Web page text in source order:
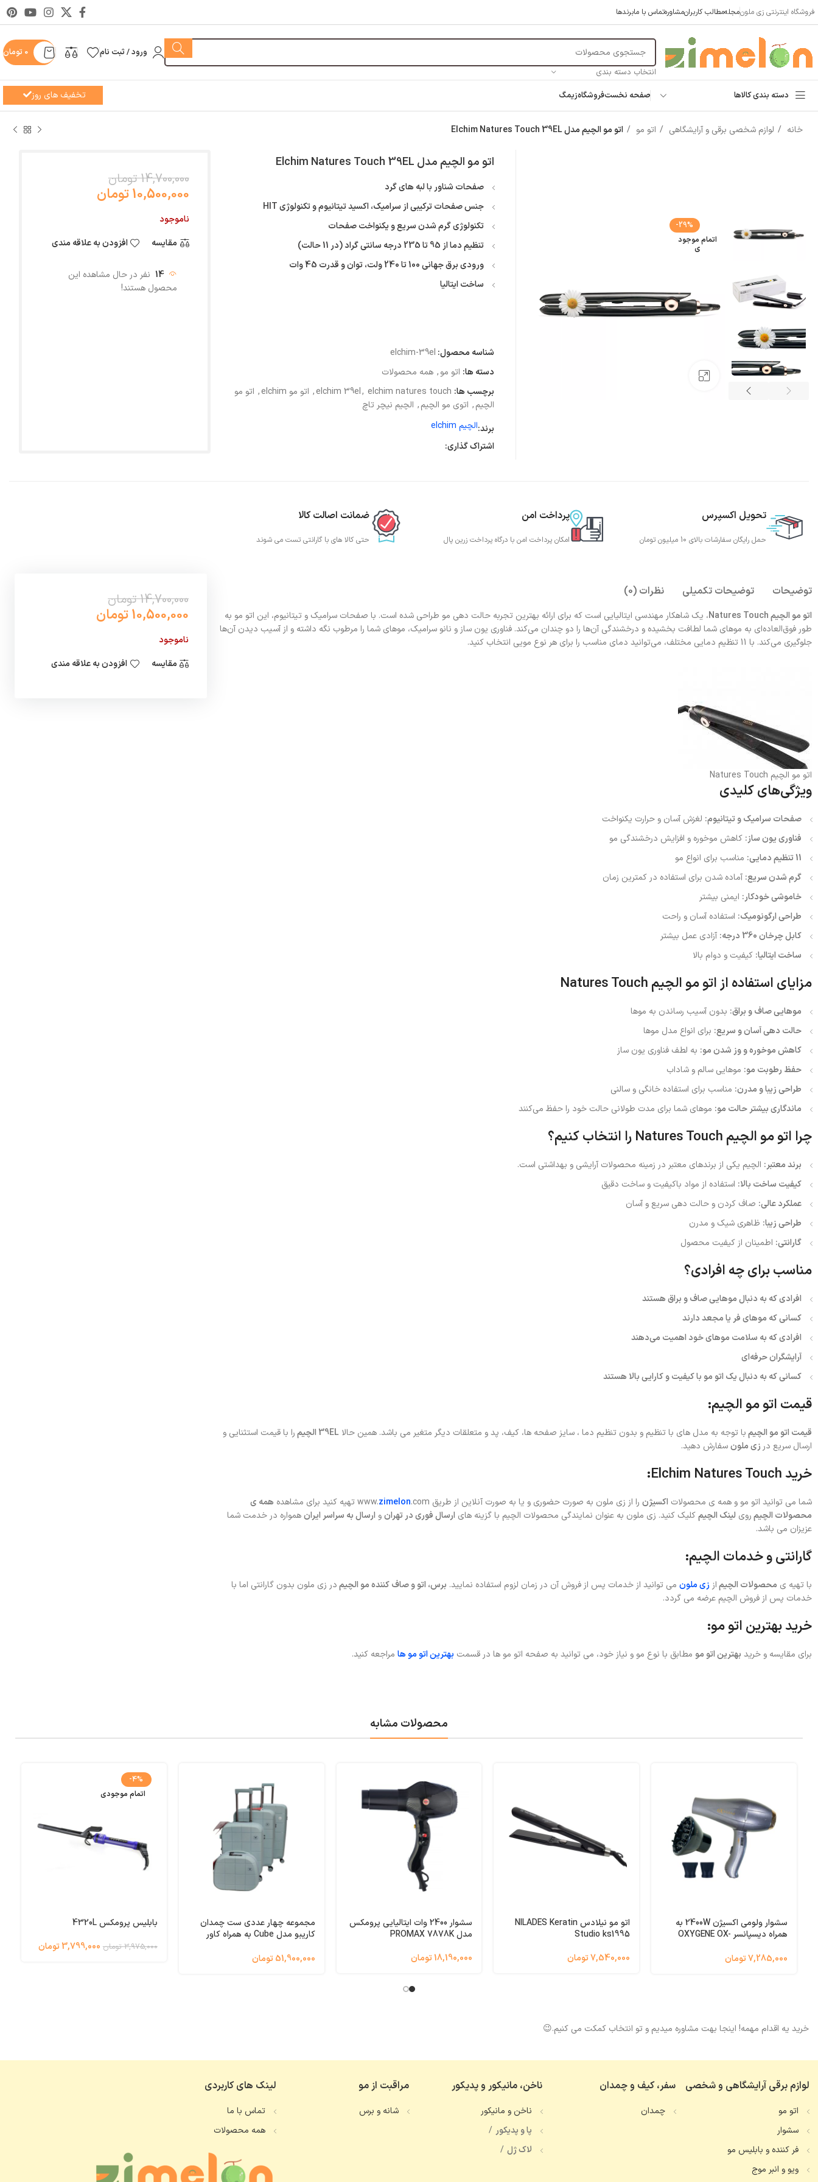
فروشگاه اینترنتی زی ملونمجلهمطالب کاربرانمشاورهتماس با مابرندها
انتخاب دسته بندی
ورود / ثبت نام 0 تومان
دسته بندی کالاها صفحه نخستفروشگاهزیمگ تخفیف های روز
خانه لوازم شخصی برقی و آرایشگاهی اتو مو اتو مو الچیم مدل Elchim Natures Touch 39EL
-29%
اتمام موجود
ی
اتو مو الچیم مدل Elchim Natures Touch 39EL
صفحات شناور با لبه های گرد
جنس صفحات ترکیبی از سرامیک، اکسید تیتانیوم و تکنولوژی HIT
تکنولوژی گرم شدن سریع و یکنواخت صفحات
تنظیم دما از 95 تا 235 درجه سانتی گراد (در 11 حالت)
ورودی برق جهانی 100 تا 240 ولت، توان و قدرت 45 وات
ساخت ایتالیا
شناسه محصول: elchim-39el
دسته ها: اتو مو, همه محصولات
برچسب ها:
elchim 39el, elchim natures touch
, اتو مو elchim , اتو مو
الچیم, اتوی مو الچیم, الچیم نیچر تاچ
برند:الچیم elchim
اشتراک گذاری:
14,700,000 تومان
10,500,000 تومان
ناموجود
مقایسه
افزودن به علاقه مندی
14 نفر در حال مشاهده این
محصول هستند!
تحویل اکسپرس
حمل رایگان سفارشات بالای 10 میلیون تومان
پرداخت امن
امکان پرداخت امن با درگاه پرداخت زرین پال
ضمانت اصالت کالا
حتی کالا های با گارانتی تست می شوند
توضیحات توضیحات تکمیلی نظرات (0)
اتو مو الچیم Natures Touch
، یک شاهکار مهندسی ایتالیایی است که برای ارائه بهترین تجربه حالت دهی مو طراحی شده است. با صفحات سرامیک و تیتانیوم، این اتو مو به
طور فوق‌العاده‌ای به موهای شما لطافت بخشیده و درخشندگی آن‌ها را دو چندان می‌کند. فناوری یون ساز و نانو سرامیک، موهای شما را مرطوب نگه داشته و از آسیب دیدن آن‌ها
جلوگیری می‌کند. با 11 تنظیم دمایی مختلف، می‌توانید دمای مناسب را برای هر نوع مویی انتخاب کنید.
اتو مو الچیم Natures Touch
ویژگی‌های کلیدی
صفحات سرامیک و تیتانیوم: لغزش آسان و حرارت یکنواخت
فناوری یون ساز: کاهش موخوره و افزایش درخشندگی مو
11 تنظیم دمایی:
مناسب برای انواع مو
گرم شدن سریع: آماده شدن برای استفاده در کمترین زمان
خاموشی خودکار: ایمنی بیشتر
طراحی ارگونومیک: استفاده آسان و راحت
کابل چرخان 360 درجه:
آزادی عمل بیشتر
ساخت ایتالیا: کیفیت و دوام بالا
مزایای استفاده از اتو مو الچیم Natures Touch
موهایی صاف و براق: بدون آسیب رساندن به موها
حالت دهی آسان و سریع: برای انواع مدل موها
کاهش موخوره و وز شدن مو: به لطف فناوری یون ساز
حفظ رطوبت مو: موهایی سالم و شاداب
طراحی زیبا و مدرن: مناسب برای استفاده خانگی و سالنی
ماندگاری بیشتر حالت مو: موهای شما برای مدت طولانی حالت خود را حفظ می‌کنند
چرا اتو مو الچیم Natures Touch را انتخاب کنیم؟
برند معتبر: الچیم یکی از برندهای معتبر در زمینه محصولات آرایشی و بهداشتی است.
کیفیت ساخت بالا: استفاده از مواد باکیفیت و ساخت دقیق
عملکرد عالی: صاف کردن و حالت دهی سریع و آسان
طراحی زیبا: ظاهری شیک و مدرن
گارانتی: اطمینان از کیفیت محصول
مناسب برای چه افرادی؟
افرادی که به دنبال موهایی صاف و براق هستند
کسانی که موهای فر یا مجعد دارند
افرادی که به سلامت موهای خود اهمیت می‌دهند
آرایشگران حرفه‌ای
کسانی که به دنبال یک اتو مو با کیفیت و کارایی بالا هستند
قیمت اتو مو الچیم:
قیمت اتو مو الچیمبا توجه به مدل های با تنظیم و بدون تنظیم دما ، سایز صفحه ها، کیف، پد و متعلقات دیگر متغیر می باشد. همین حالا 39EL الچیم
را با قیمت استثنایی و
ارسال سریع در زی ملونسفارش دهید.
خرید Elchim Natures Touch:
شما می توانید اتو مو و همه ی محصولات اکسیژن را از زی ملون به صورت حضوری و یا به صورت آنلاین از طریق www. zimelon.com تهیه کنید برای مشاهده
همه ی
محصولات الچیمروی لینک الچیمکلیک کنید. زی ملون به عنوان نمایندگی محصولات الچیم با گزینه های ارسال فوری در تهرانو ارسال به سراسر ایرانهمواره در خدمت شما
عزیزان می باشد.
گارانتی و خدمات الچیم:
با تهیه ی محصولات الچیماز زی ملون می توانید از خدمات پس از فروش آن در زمان لزوم استفاده نمایید. برس، اتو و صاف کننده مو الچیمدر زی ملون بدون گارانتی اما با
خدمات پس از فروش الچیم عرضه می گردد.
خرید بهترین اتو مو:
برای مقایسه و خرید بهترین اتو مو مطابق با نوع مو و نیاز خود، می توانید به صفحه اتو مو ها در قسمت بهترین اتو مو ها مراجعه کنید.
14,700,000 تومان
10,500,000 تومان
ناموجود
مقایسه
افزودن به علاقه مندی
محصولات مشابه
سشوار ولومی اکسیژن 2400W به
همراه دیسپانسر OXYGENE OX-
7,285,000 تومان
اتو مو نیلادس NILADES Keratin
Studio ks1995
7,540,000 تومان
سشوار 2400 وات ایتالیایی پرومکس
مدل PROMAX 7878K
18,190,000 تومان
مجموعه چهار عددی ست چمدان
کاریبو مدل Cube به همراه کاور
51,900,000 تومان
-4%
اتمام موجودی
بابلیس پرومکس 4320L
3,975,000 تومان 3,799,000 تومان
خرید یه اقدام مهمه! اینجا بهت مشاوره میدیم و تو انتخاب کمکت می کنیم.😉
لوازم برقی آرایشگاهی و شخصی
اتو مو
سشوار
فر کننده و بابلیس مو
ویو و انبر موج
سفر، کیف و چمدان
چمدان
ناخن، مانیکور و پدیکور
ناخن و مانیکور
پا و پدیکور
لاک ژل
مراقبت از مو
شانه و برس
لینک های کاربردی
تماس با ما
همه محصولات